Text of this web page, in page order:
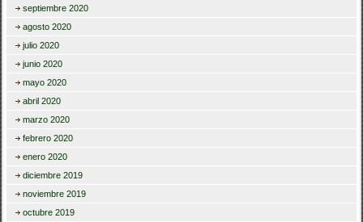
septiembre 2020
agosto 2020
julio 2020
junio 2020
mayo 2020
abril 2020
marzo 2020
febrero 2020
enero 2020
diciembre 2019
noviembre 2019
octubre 2019